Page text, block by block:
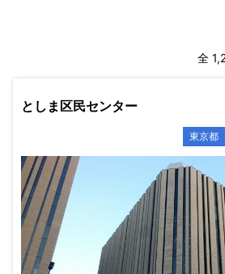
全
としま区民センター
東京都